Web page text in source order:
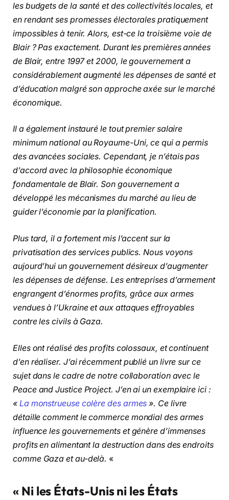
les budgets de la santé et des collectivités locales, et
en rendant ses promesses électorales pratiquement
impossibles à tenir. Alors, est-ce la troisième voie de
Blair ? Pas exactement. Durant les premières années
de Blair, entre 1997 et 2000, le gouvernement a
considérablement augmenté les dépenses de santé et
d’éducation malgré son approche axée sur le marché
économique.
Il a également instauré le tout premier salaire
minimum national au Royaume-Uni, ce qui a permis
des avancées sociales. Cependant, je n’étais pas
d’accord avec la philosophie économique
fondamentale de Blair. Son gouvernement a
développé les mécanismes du marché au lieu de
guider l’économie par la planification.
Plus tard, il a fortement mis l’accent sur la
privatisation des services publics. Nous voyons
aujourd’hui un gouvernement désireux d’augmenter
les dépenses de défense. Les entreprises d’armement
engrangent d’énormes profits, grâce aux armes
vendues à l’Ukraine et aux attaques effroyables
contre les civils à Gaza.
Elles ont réalisé des profits colossaux, et continuent
d’en réaliser. J’ai récemment publié un livre sur ce
sujet dans le cadre de notre collaboration avec le
Peace and Justice Project. J’en ai un exemplaire ici :
« La monstrueuse colère des armes ». Ce livre
détaille comment le commerce mondial des armes
influence les gouvernements et génère d’immenses
profits en alimentant la destruction dans des endroits
comme Gaza et au-delà. «
« Ni les États-Unis ni les États